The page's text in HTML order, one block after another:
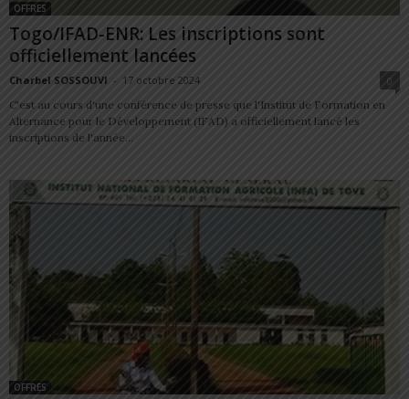
OFFRES
Togo/IFAD-ENR: Les inscriptions sont
officiellement lancées
Charbel SOSSOUVI - 17 octobre 2024
0
C'est au cours d'une conférence de presse que l'Institut de Formation en
Alternance pour le Développement (IFAD) a officiellement lancé les
inscriptions de l'année...
OFFRES